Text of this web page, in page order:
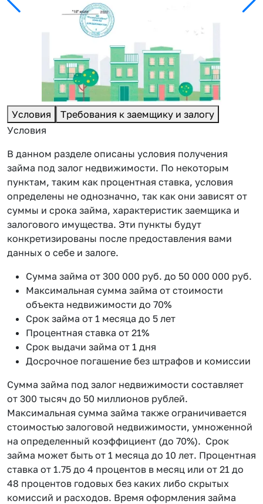
Условия
Требования к заемщику и залогу
Условия
В данном разделе описаны условия получения
займа под залог недвижимости. По некоторым
пунктам, таким как процентная ставка, условия
определены не однозначно, так как они зависят от
суммы и срока займа, характеристик заемщика и
залогового имущества. Эти пункты будут
конкретизированы после предоставления вами
данных о себе и залоге.
Сумма займа от 300 000 руб. до 50 000 000 руб.
Максимальная сумма займа от стоимости
объекта недвижимости до 70%
Срок займа от 1 месяца до 5 лет
Процентная ставка от 21%
Срок выдачи займа от 1 дня
Досрочное погашение без штрафов и комиссии
Сумма займа под залог недвижимости составляет
от 300 тысяч до 50 миллионов рублей.
Максимальная сумма займа также ограничивается
стоимостью залоговой недвижимости, умноженной
на определенный коэффициент (до 70%). Срок
займа может быть от 1 месяца до 10 лет. Процентная
ставка от 1.75 до 4 процентов в месяц или от 21 до
48 процентов годовых без каких либо скрытых
комиссий и расходов. Время оформления займа